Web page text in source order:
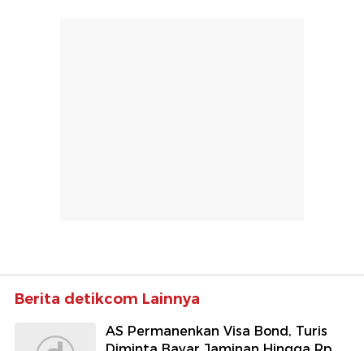
Berita detikcom Lainnya
AS Permanenkan Visa Bond, Turis